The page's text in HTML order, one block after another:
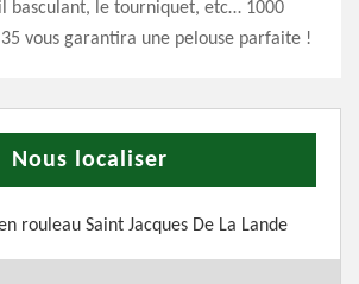
basculant, le tourniquet, etc… 1000
vous garantira une pelouse parfaite !
Nous localiser
rouleau Saint Jacques De La Lande